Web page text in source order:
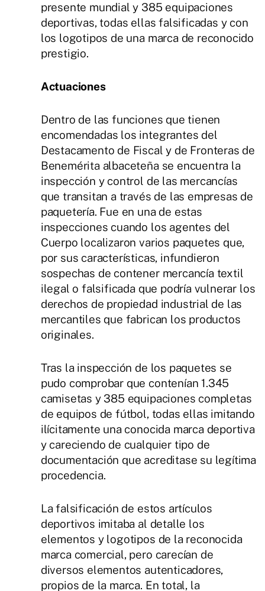
presente mundial y 385 equipaciones
deportivas, todas ellas falsificadas y con
los logotipos de una marca de reconocido
prestigio.
Actuaciones
Dentro de las funciones que tienen
encomendadas los integrantes del
Destacamento de Fiscal y de Fronteras de
Benemérita albaceteña se encuentra la
inspección y control de las mercancías
que transitan a través de las empresas de
paquetería. Fue en una de estas
inspecciones cuando los agentes del
Cuerpo localizaron varios paquetes que,
por sus características, infundieron
sospechas de contener mercancía textil
ilegal o falsificada que podría vulnerar los
derechos de propiedad industrial de las
mercantiles que fabrican los productos
originales.
Tras la inspección de los paquetes se
pudo comprobar que contenían 1.345
camisetas y 385 equipaciones completas
de equipos de fútbol, todas ellas imitando
ilícitamente una conocida marca deportiva
y careciendo de cualquier tipo de
documentación que acreditase su legítima
procedencia.
La falsificación de estos artículos
deportivos imitaba al detalle los
elementos y logotipos de la reconocida
marca comercial, pero carecían de
diversos elementos autenticadores,
propios de la marca. En total, la